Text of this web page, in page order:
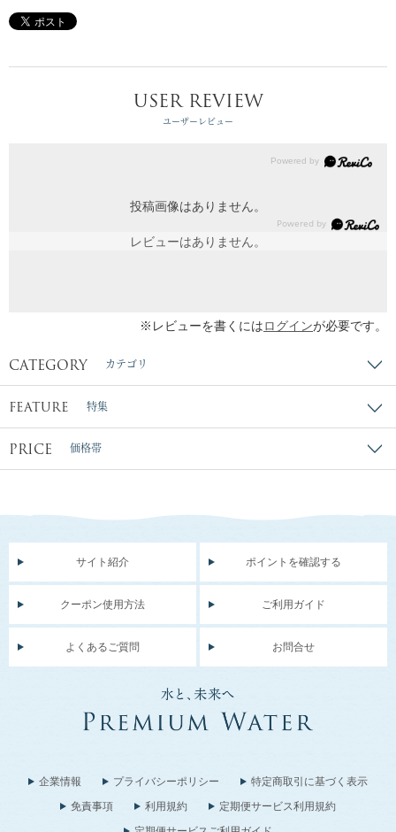
USER REVIEW
ユーザーレビュー
投稿画像はありません。
レビューはありません。
※レビューを書くにはログインが必要です。
CATEGORY カテゴリ
FEATURE 特集
PRICE 価格帯
サイト紹介 ポイントを確認する
クーポン使用方法 ご利用ガイド
よくあるご質問 お問合せ
企業情報 プライバシーポリシー
特定商取引に基づく表示
免責事項
利用規約
定期便サービス利用規約